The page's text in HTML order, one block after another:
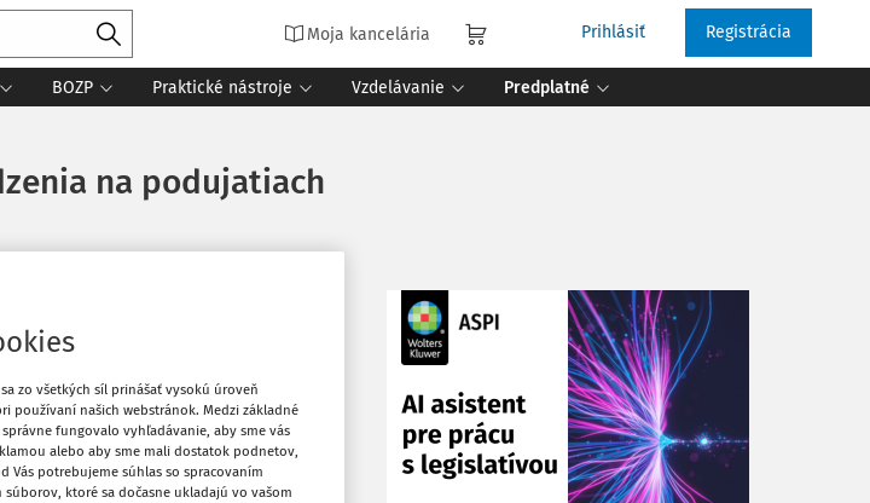
Moja kancelária Prihlásiť Registrácia
BOZP Praktické nástroje Vzdelávanie Predplatné
na podujatiach
obmedzenia
o tom
ich vo
Obľúbené
Zdieľať
zo všetkých síl prinášať vysokú úroveň
používaní našich webstránok. Medzi základné
fungovalo vyhľadávanie, aby sme vás
alebo aby sme mali dostatok podnetov,
Vás potrebujeme súhlas so spracovaním
ktoré sa dočasne ukladajú vo vašom